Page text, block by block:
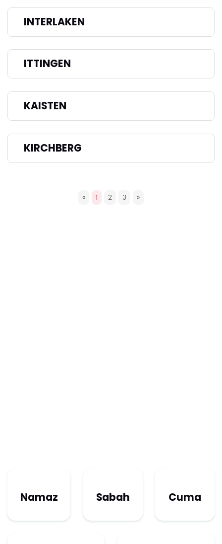
INTERLAKEN
ITTINGEN
KAISTEN
KIRCHBERG
« 1 2 3 »
Namaz Sabah Cuma